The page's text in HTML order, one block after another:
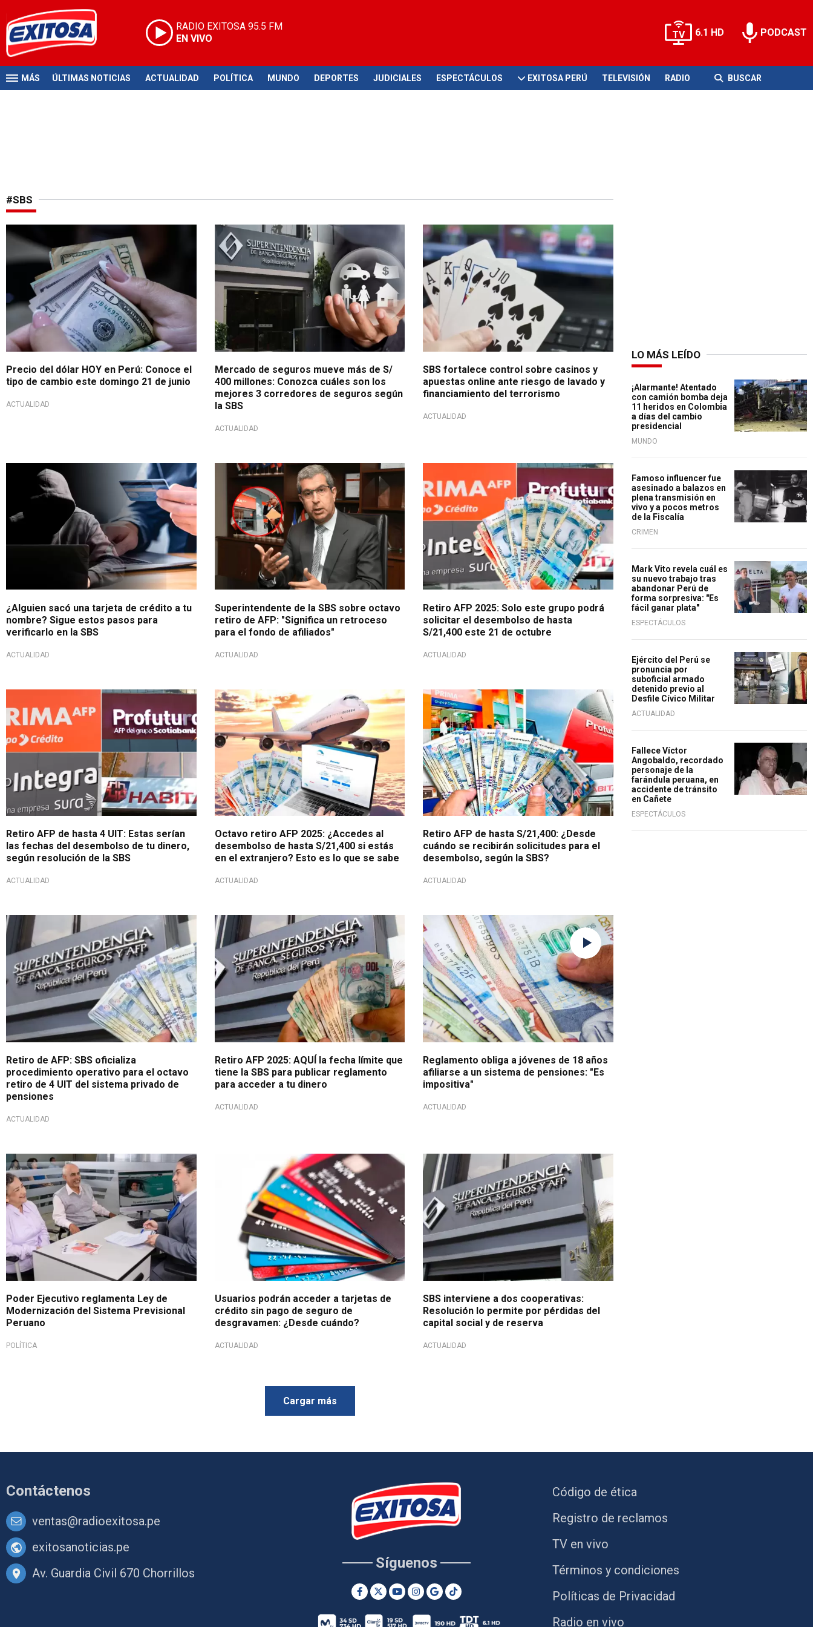
RADIO EXITOSA 95.5 FM
EN VIVO
6.1 HD PODCAST
MÁS ÚLTIMAS NOTICIAS ACTUALIDAD POLÍTICA MUNDO DEPORTES JUDICIALES ESPECTÁCULOS EXITOSA PERÚ TELEVISIÓN RADIO BUSCAR
#SBS
Precio del dólar HOY en Perú: Conoce el
tipo de cambio este domingo 21 de junio
ACTUALIDAD
Concentración del sector
Mercado de seguros mueve más de S/
400 millones: Conozca cuáles son los
mejores 3 corredores de seguros según
la SBS
ACTUALIDAD
Mayor supervisión
SBS fortalece control sobre casinos y
apuestas online ante riesgo de lavado y
financiamiento del terrorismo
ACTUALIDAD
Consejos SBS
¿Alguien sacó una tarjeta de crédito a tu
nombre? Sigue estos pasos para
verificarlo en la SBS
ACTUALIDAD
Emitió su opinión
Superintendente de la SBS sobre octavo
retiro de AFP: "Significa un retroceso
para el fondo de afiliados"
ACTUALIDAD
Retiro AFP 2025: Solo este grupo podrá
solicitar el desembolso de hasta
S/21,400 este 21 de octubre
ACTUALIDAD
Retiro AFP de hasta 4 UIT: Estas serían
las fechas del desembolso de tu dinero,
según resolución de la SBS
ACTUALIDAD
¡Atención, afiliados!
Octavo retiro AFP 2025: ¿Accedes al
desembolso de hasta S/21,400 si estás
en el extranjero? Esto es lo que se sabe
ACTUALIDAD
Procedimiento operativo
Retiro AFP de hasta S/21,400: ¿Desde
cuándo se recibirán solicitudes para el
desembolso, según la SBS?
ACTUALIDAD
Sepa aquí todos los detalles
Retiro de AFP: SBS oficializa
procedimiento operativo para el octavo
retiro de 4 UIT del sistema privado de
pensiones
ACTUALIDAD
¡Atención, afiliados!
Retiro AFP 2025: AQUÍ la fecha límite que
tiene la SBS para publicar reglamento
para acceder a tu dinero
ACTUALIDAD
Reforma previsional requerida
Reglamento obliga a jóvenes de 18 años
afiliarse a un sistema de pensiones: "Es
impositiva"
ACTUALIDAD
Afiliación obligatoria desde 2027
Poder Ejecutivo reglamenta Ley de
Modernización del Sistema Previsional
Peruano
POLÍTICA
Medida optada por la SBS
Usuarios podrán acceder a tarjetas de
crédito sin pago de seguro de
desgravamen: ¿Desde cuándo?
ACTUALIDAD
Socios afectados
SBS interviene a dos cooperativas:
Resolución lo permite por pérdidas del
capital social y de reserva
ACTUALIDAD
Cargar más
LO MÁS LEÍDO
¡Alarmante! Atentado
con camión bomba deja
11 heridos en Colombia
a días del cambio
presidencial
MUNDO
Famoso influencer fue
asesinado a balazos en
plena transmisión en
vivo y a pocos metros
de la Fiscalía
CRIMEN
Mark Vito revela cuál es
su nuevo trabajo tras
abandonar Perú de
forma sorpresiva: "Es
fácil ganar plata"
ESPECTÁCULOS
Ejército del Perú se
pronuncia por
suboficial armado
detenido previo al
Desfile Cívico Militar
ACTUALIDAD
Fallece Víctor
Angobaldo, recordado
personaje de la
farándula peruana, en
accidente de tránsito
en Cañete
ESPECTÁCULOS
Contáctenos
ventas@radioexitosa.pe
exitosanoticias.pe
Av. Guardia Civil 670 Chorrillos
Síguenos
Código de ética
Registro de reclamos
TV en vivo
Términos y condiciones
Políticas de Privacidad
Radio en vivo